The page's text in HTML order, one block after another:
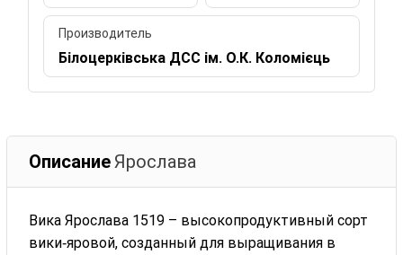
Производитель
Білоцерківська ДСС ім. О.К. Коломієць
ОписаниеЯрослава
Вика Ярослава 1519 – высокопродуктивный сорт
вики‑яровой, созданный для выращивания в